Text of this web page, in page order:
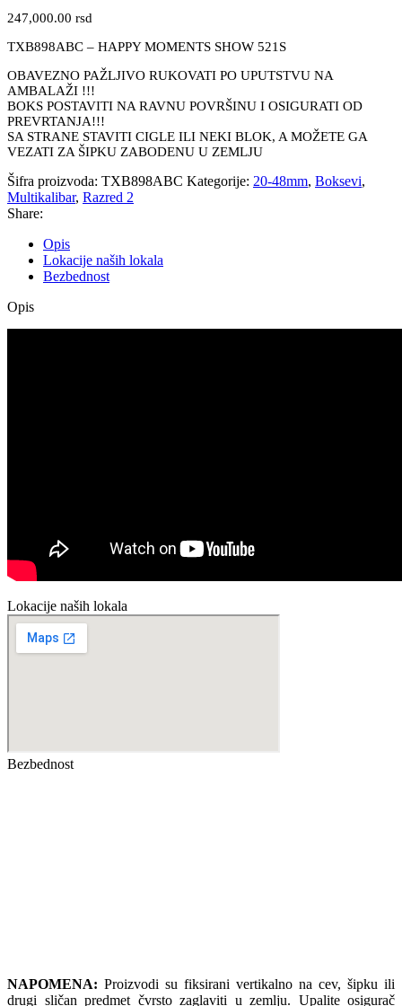
247,000.00 rsd
TXB898ABC – HAPPY MOMENTS SHOW 521S
OBAVEZNO PAŽLJIVO RUKOVATI PO UPUTSTVU NA
AMBALAŽI !!!
BOKS POSTAVITI NA RAVNU POVRŠINU I OSIGURATI OD
PREVRTANJA!!!
SA STRANE STAVITI CIGLE ILI NEKI BLOK, A MOŽETE GA
VEZATI ZA ŠIPKU ZABODENU U ZEMLJU
Šifra proizvoda: TXB898ABC Kategorije: 20-48mm, Boksevi,
Multikalibar, Razred 2
Share:
Opis
Lokacije naših lokala
Bezbednost
Opis
Lokacije naših lokala
Bezbednost
NAPOMENA: Proizvodi su fiksirani vertikalno na cev, šipku ili
drugi sličan predmet čvrsto zaglaviti u zemlju. Upalite osigurač